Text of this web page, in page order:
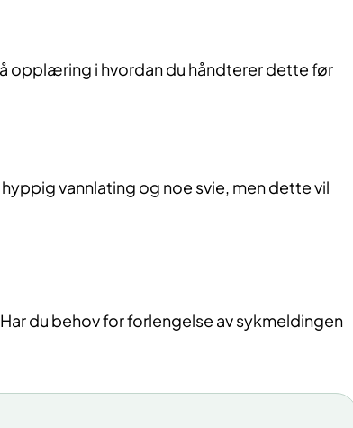
opplæring i hvordan du håndterer dette før
vannlating og noe svie, men dette vil
du behov for forlengelse av sykmeldingen